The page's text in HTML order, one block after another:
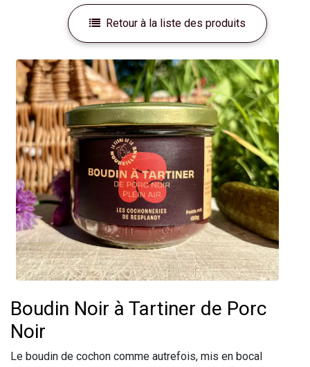
Retour à la liste des produits
Boudin Noir à Tartiner de Porc
Noir
Le boudin de cochon comme autrefois, mis en bocal